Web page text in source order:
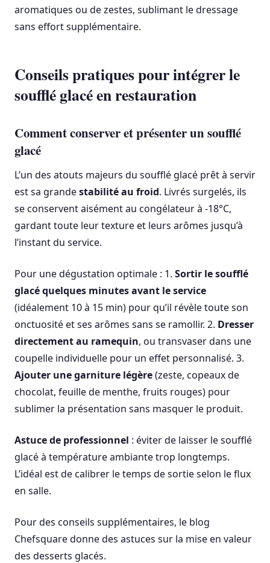
aromatiques ou de zestes, sublimant le dressage
sans effort supplémentaire.
Conseils pratiques pour intégrer le
soufflé glacé en restauration
Comment conserver et présenter un soufflé
glacé
L’un des atouts majeurs du soufflé glacé prêt à servir
est sa grandestabilité au froid. Livrés surgelés, ils
se conservent aisément au congélateur à -18°C,
gardant toute leur texture et leurs arômes jusqu’à
l’instant du service.
Pour une dégustation optimale : 1. Sortir le soufflé
glacé quelques minutes avant le service
(idéalement 10 à 15 min) pour qu’il révèle toute son
onctuosité et ses arômes sans se ramollir. 2. Dresser
directement au ramequin, ou transvaser dans une
coupelle individuelle pour un effet personnalisé. 3.
Ajouter une garniture légère(zeste, copeaux de
chocolat, feuille de menthe, fruits rouges) pour
sublimer la présentation sans masquer le produit.
Astuce de professionnel : éviter de laisser le soufflé
glacé à température ambiante trop longtemps.
L’idéal est de calibrer le temps de sortie selon le flux
en salle.
Pour des conseils supplémentaires, le blog
Chefsquare donne des astuces sur la mise en valeur
des desserts glacés.